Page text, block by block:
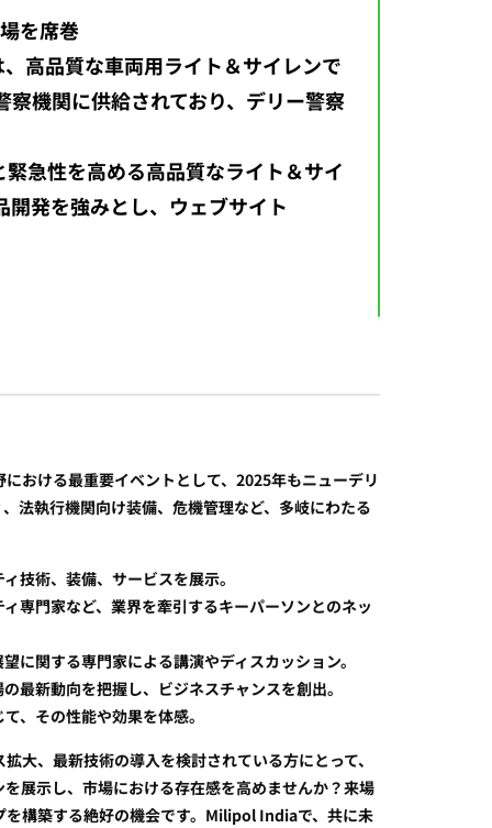
を席巻
高品質な車両用ライト＆サイレンで
機関に供給されており、デリー警察
急性を高める高品質なライト＆サイ
発を強みとし、ウェブサイト
おける最重要イベントとして、2025年もニューデリ
法執行機関向け装備、危機管理など、多岐にわたる
技術、装備、サービスを展示。
専門家など、業界を牽引するキーパーソンとのネッ
関する専門家による講演やディスカッション。
最新動向を把握し、ビジネスチャンスを創出。
、その性能や効果を体感。
、最新技術の導入を検討されている方にとって、
展示し、市場における存在感を高めませんか？来場
構築する絶好の機会です。Milipol Indiaで、共に未